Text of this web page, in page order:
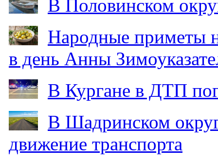
В Половинском
Народные приметы
в день Анны
В Кургане в ДТП
В Шадринском
движение транспорта